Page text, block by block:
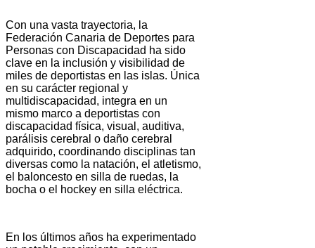
Con una vasta trayectoria, la
Federación Canaria de Deportes para
Personas con Discapacidad ha sido
clave en la inclusión y visibilidad de
miles de deportistas en las islas. Única
en su carácter regional y
multidiscapacidad, integra en un
mismo marco a deportistas con
discapacidad física, visual, auditiva,
parálisis cerebral o daño cerebral
adquirido, coordinando disciplinas tan
diversas como la natación, el atletismo,
el baloncesto en silla de ruedas, la
bocha o el hockey en silla eléctrica.
En los últimos años ha experimentado